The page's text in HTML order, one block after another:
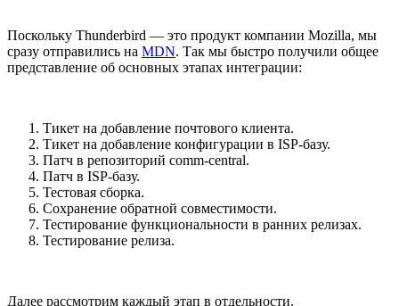
Поскольку Thunderbird — это продукт компании Mozilla, мы
сразу отправились на MDN. Так мы быстро получили общее
представление об основных этапах интеграции:
Тикет на добавление почтового клиента.
Тикет на добавление конфигурации в ISP-базу.
Патч в репозиторий comm-central.
Патч в ISP-базу.
Тестовая сборка.
Сохранение обратной совместимости.
Тестирование функциональности в ранних релизах.
Тестирование релиза.
Далее рассмотрим каждый этап в отдельности.